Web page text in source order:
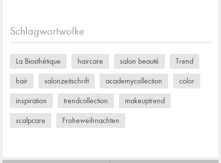
Schlagwortwolke
La Biosthétique haircare salon beauté Trend
hair salonzeitschrift academycollection color
inspiration trendcollection makeuptrend
scalpcare Froheweihnachten